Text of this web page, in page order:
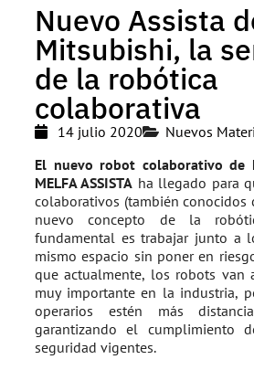
Nuevo Assista
Mitsubishi, la
de la robótica
colaborativa
14 julio 2020
Nuevos
El nuevo robot colaborativo de
MELFA ASSISTA ha llegado para
colaborativos (también conocidos
nuevo concepto de la
fundamental es trabajar junto a
mismo espacio sin poner en
que actualmente, los robots van
muy importante en la industria,
operarios estén más
garantizando el cumplimiento
seguridad vigentes.